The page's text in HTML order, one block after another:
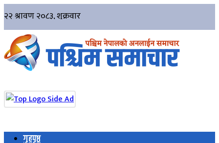
गृहपृष्ठ